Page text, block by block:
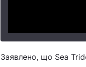
Заявлено, що Sea